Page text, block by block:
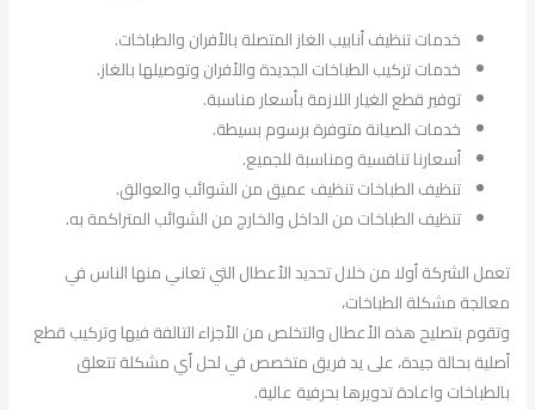
خدمات تنظيف أنابيب الغاز المتصلة بالأفران والطباخات.
خدمات تركيب الطباخات الجديدة والأفران وتوصيلها بالغاز.
توفير قطع الغيار اللازمة بأسعار مناسبة.
خدمات الصيانة متوفرة برسوم بسيطة.
أسعارنا تنافسية ومناسبة للجميع.
تنظيف الطباخات تنظيف عميق من الشوائب والعوالق.
تنظيف الطباخات من الداخل والخارج من الشوائب المتراكمة به.
تعمل الشركة أولا من خلال تحديد الأعطال التي تعاني منها الناس في
معالجة مشكلة الطباخات،
وتقوم بتصليح هذه الأعطال والتخلص من الأجزاء التالفة فيها وتركيب قطع
أصلية بحالة جيدة، على يد فريق متخصص في لحل أي مشكلة تتعلق
بالطباخات واعادة تدويرها بحرفية عالية.